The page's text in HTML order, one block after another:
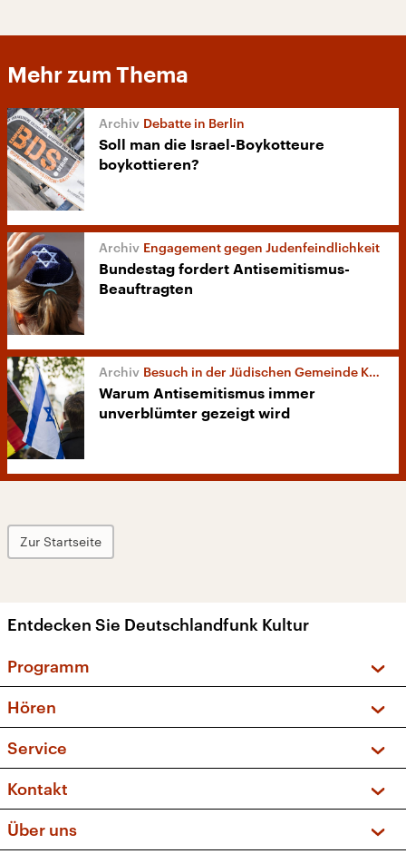
Mehr zum Thema
Debatte in Berlin
Soll man die Israel-Boykotteure
boykottieren?
Engagement gegen Judenfeindlichkeit
Bundestag fordert Antisemitismus-
Beauftragten
Besuch in der Jüdischen Gemeinde Köln
Warum Antisemitismus immer
unverblümter gezeigt wird
Zur Startseite
Entdecken Sie Deutschlandfunk Kultur
Programm
Sendungen und Podcasts
Musikliste
Kakadu – Das Kinderprogramm
Hören
Frequenzen (UKW + DAB+)
Service
FAQ
Apps
Newsletter
Kontakt
Über uns